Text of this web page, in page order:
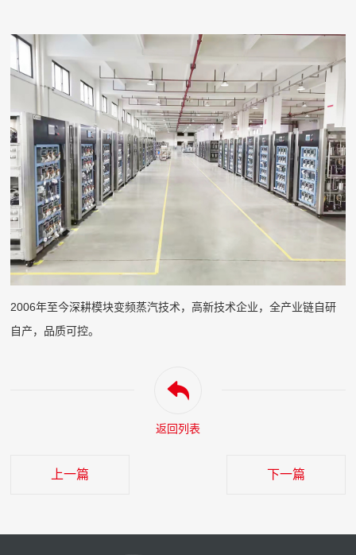
2006年至今深耕模块变频蒸汽技术，高新技术企业，全产业链自研
自产，品质可控。
返回列表
上一篇 下一篇